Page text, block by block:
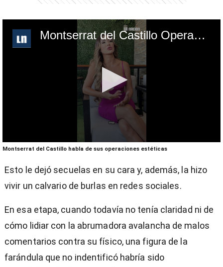
Montserrat del Castillo Operaciones.mp4
0
seconds
1
19
Montserrat del Castillo habla de sus operaciones estéticas
Esto le dejó secuelas en su cara y, además, la hizo
vivir un calvario de burlas en redes sociales.
En esa etapa, cuando todavía no tenía claridad ni de
cómo lidiar con la abrumadora avalancha de malos
comentarios contra su físico, una figura de la
farándula que no indentificó habría sido